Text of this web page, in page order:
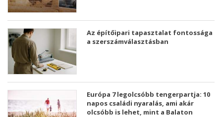
Az építőipari tapasztalat fontossága
a szerszámválasztásban
Európa 7 legolcsóbb tengerpartja: 10
napos családi nyaralás, ami akár
olcsóbb is lehet, mint a Balaton